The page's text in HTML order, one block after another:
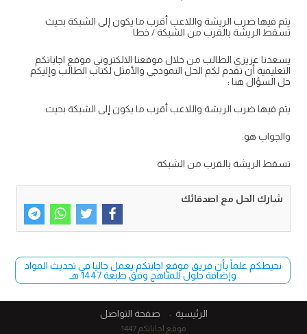
يتم فيها ضرب الريشة واللاعب أقرب ما يكون إلى الشبكة بحيث
تسقط الريشة بالقرب من الشبكة / خطا
يسعدنا عزيزي الطالب من خلال موقعنا الالكتروني موقع اجاباتكم
التعليمية أن تقدم لكم الحل النموذجي والأمثل لكتاب الطالب وإليكم
حل السؤال هنا :
يتم فيها ضرب الريشة واللاعب أقرب ما يكون إلى الشبكة بحيث
والجواب هو:
تسقط الريشة بالقرب من الشبكة
شارك الحل مع اصدقائك
نحيطكم علماً بأن فريق موقع اجابتكم يعمل حاليا في تحديث المواد
وإضافة حلول للمناهج وفق طبعة 1447 هـ
الرئيسية صفحة التواصل
موقع اجاباتكم 1447